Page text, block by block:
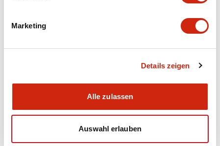
Marketing
Details zeigen
Alle zulassen
Auswahl erlauben
Other Specifications
Kataloge & Broschüren